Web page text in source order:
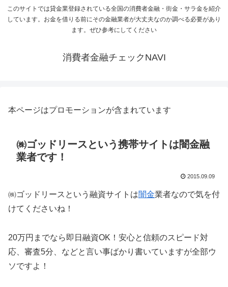
このサイトでは貸金業登録されている全国の消費者金融・街金・サラ金を紹介
しています。お金を借りる前にその金融業者が大丈夫なのか調べる必要があり
ます。ぜひ参考にしてください
消費者金融チェックNAVI
本ページはプロモーションが含まれています
㈱ゴッドリースという携帯サイトは闇金融
業者です！
2015.09.09
㈱ゴッドリースという融資サイトは闇金業者なので気を付
けてくださいね！
20万円までなら即日融資OK！安心と信頼のスピード対
応、審査5分、などと言い事ばかり書いていますが全部ウ
ソですよ！